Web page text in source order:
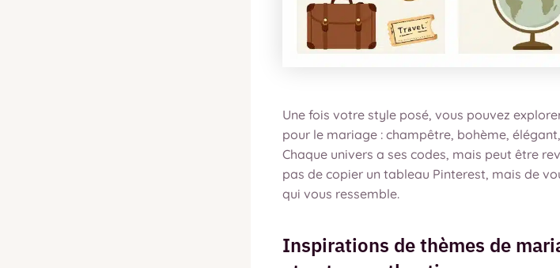
Une fois votre style posé, vous pouvez
pour le mariage : champêtre, bohème,
Chaque univers a ses codes, mais peut être
pas de copier un tableau Pinterest, mais de
qui vous ressemble.
Inspirations de thèmes de